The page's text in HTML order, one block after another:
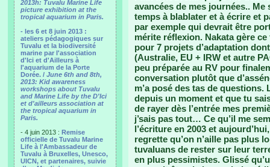
2013h: Tuvalu Marine Life
picture exhibition at the
tropical aquarium in Paris.
- les 6 et 8 juin 2013 :
ateliers pédagogiques sur
Tuvalu et la biodiversité
marine par l'association
d'Ici et d'Ailleurs à
l'aquarium de la Porte
Dorée. / June 6th and 8th,
2013: Kid awareness
workshops about Tuvalu
and Marine Life by the D'Ici
et d'ailleurs association at
the tropical aquarium in
Paris.
- 4 juin 2013 : Remise
officielle de Tuvalu Marine
Life à l'Ambassadeur de
Tuvalu à Bruxelles, Unesco,
UICN, et partenaires, suivie
avancées de mes journées..
temps à blablater et à écrire et
par exemple qui devrait être
mérite réflexion. Nakata gère
pour 7 projets d’adaptation
(Australie, EU + IRW et autre
peu préparée au RV pour
conversation plutôt que
m’a posé des tas de questions.
depuis un moment et que tu
de rayer dès l’entrée mes
j’sais pas tout… Ce qu’il me
l’écriture en 2003 et
regrette qu’on n’aille pas plus
tuvaluans de rester sur leur
en plus pessimistes. Glissé